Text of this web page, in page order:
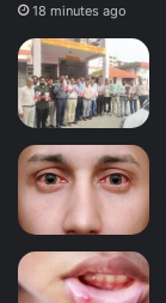
18 minutes ago